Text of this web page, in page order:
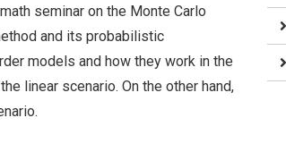
seminar on the Monte Carlo
and its probabilistic
models and how they work in the
linear scenario. On the other hand,